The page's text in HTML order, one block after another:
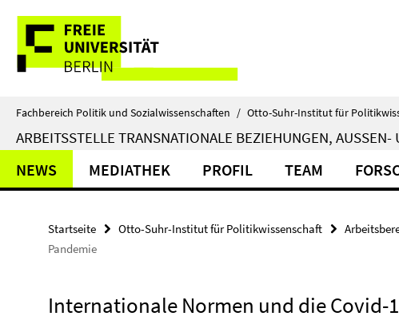
direkt
Inhalt
Service-
Navigation
Fachbereich Politik und Sozialwissenschaften / Otto-Suhr-Institut für
ARBEITSSTELLE TRANSNATIONALE BEZIEHUNGEN, AUSSEN-
NEWS MEDIATHEK PROFIL TEAM
Startseite Otto-Suhr-Institut für Politikwissenschaft
Pandemie
Internationale Normen und die Covid-